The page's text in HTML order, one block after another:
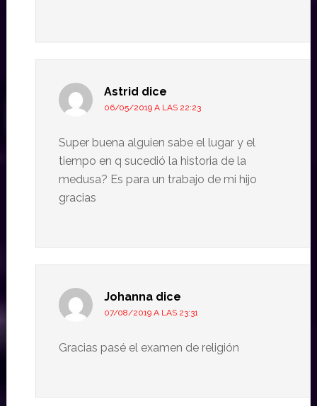
Astrid dice
06/05/2019 A LAS 22:23
Super buena alguien sabe el lugar y el
tiempo en q sucedió la historia de la
medusa? Es para un trabajo de mi hijo
gracias
Johanna dice
07/08/2019 A LAS 23:31
Gracias pasé el examen de religión